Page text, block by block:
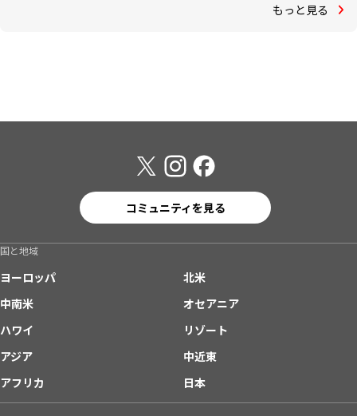
もっと見る
コミュニティを見る
国と地域
ヨーロッパ
北米
中南米
オセアニア
ハワイ
リゾート
アジア
中近東
アフリカ
日本